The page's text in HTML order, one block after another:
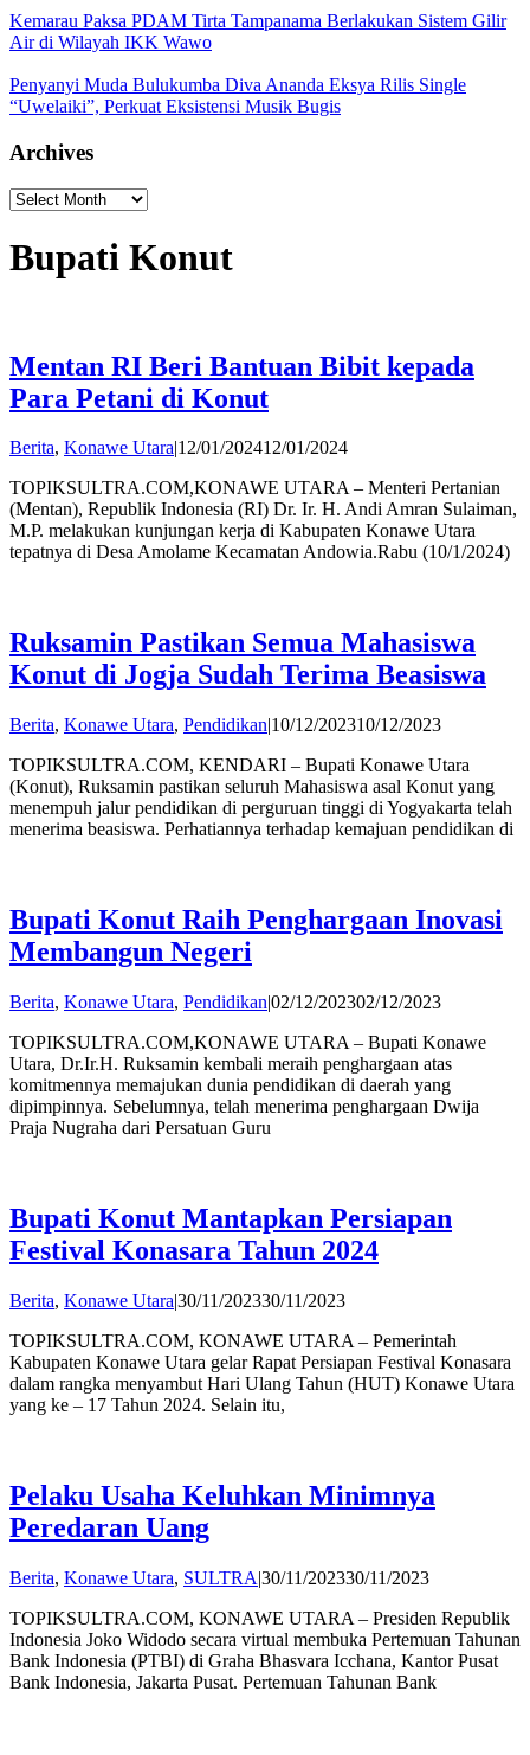
Kemarau Paksa PDAM Tirta Tampanama Berlakukan Sistem Gilir
Air di Wilayah IKK Wawo
Penyanyi Muda Bulukumba Diva Ananda Eksya Rilis Single
“Uwelaiki”, Perkuat Eksistensi Musik Bugis
Archives
Archives
Bupati Konut
Mentan RI Beri Bantuan Bibit kepada
Para Petani di Konut
Berita, Konawe Utara 12/01/202412/01/2024by
Hatta
TOPIKSULTRA.COM,KONAWE UTARA – Menteri Pertanian
(Mentan), Republik Indonesia (RI) Dr. Ir. H. Andi Amran Sulaiman,
M.P. melakukan kunjungan kerja di Kabupaten Konawe Utara
tepatnya di Desa Amolame Kecamatan Andowia.Rabu (10/1/2024)
Ruksamin Pastikan Semua Mahasiswa
Konut di Jogja Sudah Terima Beasiswa
Berita, Konawe Utara, Pendidikan|10/12/202310/12/2023by
Hatta
TOPIKSULTRA.COM, KENDARI – Bupati Konawe Utara
(Konut), Ruksamin pastikan seluruh Mahasiswa asal Konut yang
menempuh jalur pendidikan di perguruan tinggi di Yogyakarta telah
menerima beasiswa. Perhatiannya terhadap kemajuan pendidikan di
Bupati Konut Raih Penghargaan Inovasi
Membangun Negeri
Berita, Konawe Utara, Pendidikan|02/12/202302/12/2023by
Hatta
TOPIKSULTRA.COM,KONAWE UTARA – Bupati Konawe
Utara, Dr.Ir.H. Ruksamin kembali meraih penghargaan atas
komitmennya memajukan dunia pendidikan di daerah yang
dipimpinnya. Sebelumnya, telah menerima penghargaan Dwija
Praja Nugraha dari Persatuan Guru
Bupati Konut Mantapkan Persiapan
Festival Konasara Tahun 2024
Berita, Konawe Utara|30/11/202330/11/2023by
Hatta
TOPIKSULTRA.COM, KONAWE UTARA – Pemerintah
Kabupaten Konawe Utara gelar Rapat Persiapan Festival Konasara
dalam rangka menyambut Hari Ulang Tahun (HUT) Konawe Utara
yang ke – 17 Tahun 2024. Selain itu,
Pelaku Usaha Keluhkan Minimnya
Peredaran Uang
Berita, Konawe Utara, SULTRA|30/11/202330/11/2023by
Hatta
TOPIKSULTRA.COM, KONAWE UTARA – Presiden Republik
Indonesia Joko Widodo secara virtual membuka Pertemuan Tahunan
Bank Indonesia (PTBI) di Graha Bhasvara Icchana, Kantor Pusat
Bank Indonesia, Jakarta Pusat. Pertemuan Tahunan Bank